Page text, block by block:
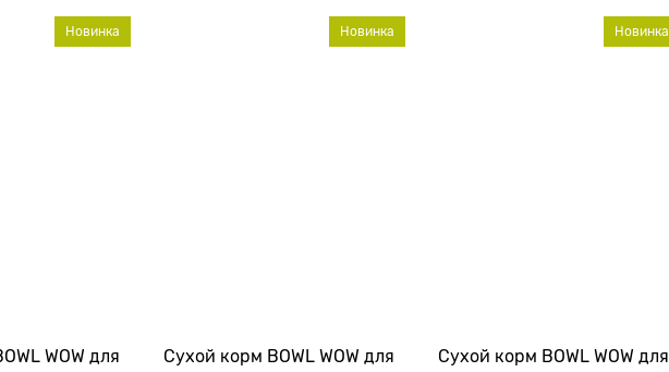
WOW для
Новинка
Сухой корм BOWL WOW для
Новинка
Сухой корм BOWL WOW для
Новинка